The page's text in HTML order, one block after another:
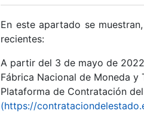
Mostrar/Ocultar
Mostrar/Ocultar
En este apartado se
recientes:
A partir del 3 de mayo de
Fábrica Nacional de Moneda
Plataforma de Contratación
(https://